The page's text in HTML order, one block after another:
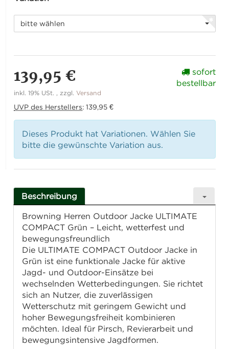
bitte wählen
139,95 €
inkl. 19% USt. , zzgl.Versand
UVP des Herstellers:139,95 €
sofort
bestellbar
Dieses Produkt hat Variationen. Wählen Sie
bitte die gewünschte Variation aus.
Beschreibung
Browning Herren Outdoor Jacke ULTIMATE
COMPACT Grün – Leicht, wetterfest und
bewegungsfreundlich
Die ULTIMATE COMPACT Outdoor Jacke in
Grün ist eine funktionale Jacke für aktive
Jagd- und Outdoor-Einsätze bei
wechselnden Wetterbedingungen. Sie richtet
sich an Nutzer, die zuverlässigen
Wetterschutz mit geringem Gewicht und
hoher Bewegungsfreiheit kombinieren
möchten. Ideal für Pirsch, Revierarbeit und
bewegungsintensive Jagdformen.